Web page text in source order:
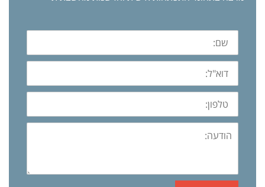
שם:
דוא"ל:
טלפון:
הודעה: